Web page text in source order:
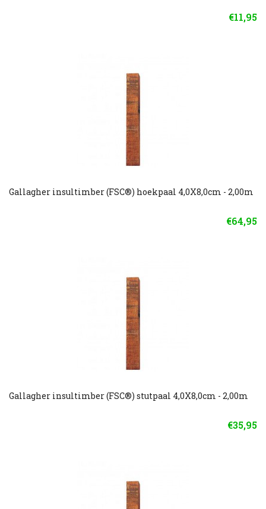
€11,95
Gallagher insultimber (FSC®) hoekpaal 4,0X8,0cm - 2,00m
€64,95
Gallagher insultimber (FSC®) stutpaal 4,0X8,0cm - 2,00m
€35,95